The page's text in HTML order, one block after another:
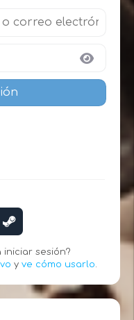
iniciar sesión?
y ve cómo usarlo